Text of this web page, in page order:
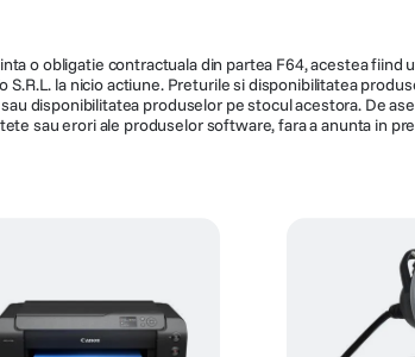
o obligatie contractuala din partea F64, acestea
la nicio actiune. Preturile si disponibilitatea
disponibilitatea produselor pe stocul acestora. De
sau erori ale produselor software, fara a anunta in